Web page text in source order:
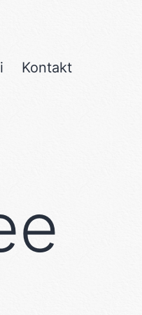
Kontakt